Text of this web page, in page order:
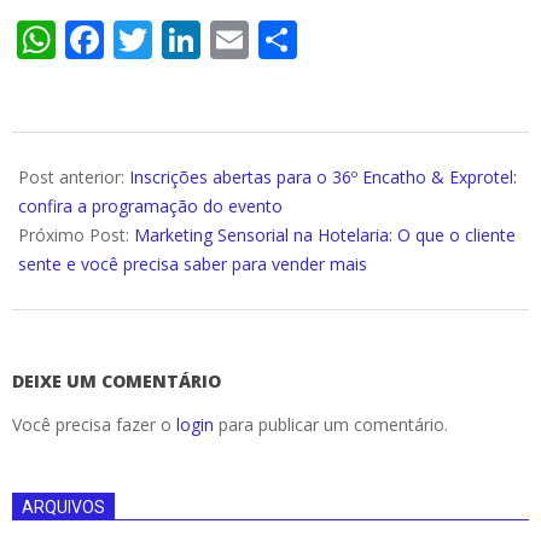
WhatsApp
Facebook
Twitter
LinkedIn
Email
06-
09
Post anterior: Inscrições abertas para o 36º Encatho & Exprotel:
confira a programação do evento
Próximo Post: Marketing Sensorial na Hotelaria: O que o cliente
sente e você precisa saber para vender mais
DEIXE UM COMENTÁRIO
Você precisa fazer o login para publicar um comentário.
ARQUIVOS